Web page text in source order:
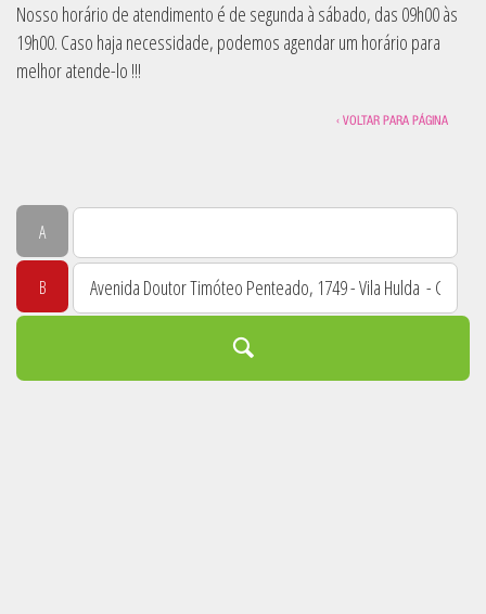
Nosso horário de atendimento é de segunda à sábado, das 09h00 às
19h00. Caso haja necessidade, podemos agendar um horário para
melhor atende-lo !!!
‹ VOLTAR PARA PÁGINA
A
B